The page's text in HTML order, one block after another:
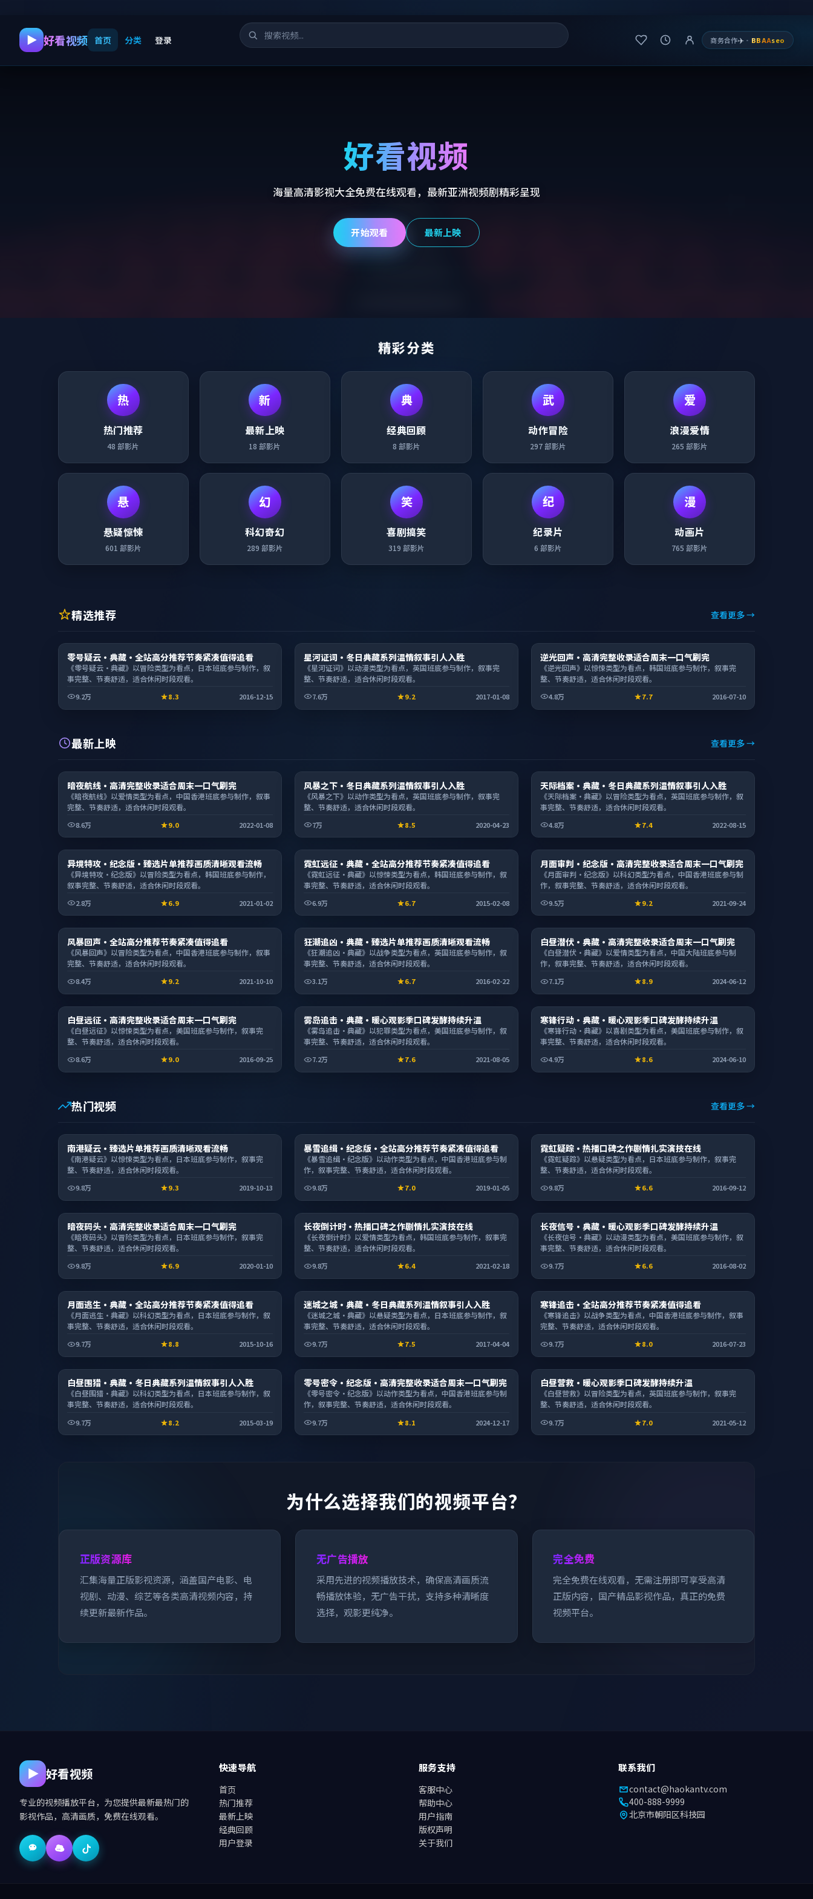
好看视频 首页 分类 登录 商务合作✈️ · BBAAseo
好看视频
海量高清影视大全免费在线观看，最新亚洲视频剧精彩呈现
开始观看 最新上映
精彩分类
热
热门推荐
48 部影片
新
最新上映
18 部影片
典
经典回顾
8 部影片
武
动作冒险
297部影片
爱
浪漫爱情
265 部影片
悬
悬疑惊悚
601 部影片
幻
科幻奇幻
289 部影片
笑
喜剧搞笑
319 部影片
纪
纪录片
6 部影片
漫
动画片
765 部影片
精选推荐 查看更多 →
电影 1:59:01
零号疑云·典藏·全站高分推荐节奏紧凑值得追看
《零号疑云·典藏》以冒险类型为看点，日本班底参与制作，叙
事完整、节奏舒适，适合休闲时段观看。
9.2万 8.3 2016-12-15
综艺
星河证词·冬日典藏系列温情叙事引人入胜
《星河证词》以动漫类型为看点，英国班底参与制作，叙事完
整、节奏舒适，适合休闲时段观看。
7.6万 9.2 2017-01-08
电影
逆光回声·高清完整收录适合周末一口气刷完
《逆光回声》以惊悚类型为看点，韩国班底参与制作，叙事完
整、节奏舒适，适合休闲时段观看。
4.8万 7.7 2016-07-10
最新上映 查看更多 →
电视剧
暗夜航线·高清完整收录适合周末一口气刷完
《暗夜航线》以爱情类型为看点，中国香港班底参与制作，叙事
完整、节奏舒适，适合休闲时段观看。
8.6万 9.0 2022-01-08
电影
风暴之下·冬日典藏系列温情叙事引人入胜
《风暴之下》以动作类型为看点，英国班底参与制作，叙事完
整、节奏舒适，适合休闲时段观看。
7万 8.5 2020-04-23
动漫 2:38:54
天际档案·典藏·冬日典藏系列温情叙事引人入胜
《天际档案·典藏》以冒险类型为看点，英国班底参与制作，叙
事完整、节奏舒适，适合休闲时段观看。
4.8万 7.4 2022-08-15
电视剧 2:35:02
异境特攻·纪念版·臻选片单推荐画质清晰观看流畅
《异境特攻·纪念版》以冒险类型为看点，韩国班底参与制作，
叙事完整、节奏舒适，适合休闲时段观看。
2.8万 6.9 2021-01-02
电影 2:01:13
霓虹远征·典藏·全站高分推荐节奏紧凑值得追看
《霓虹远征·典藏》以惊悚类型为看点，韩国班底参与制作，叙
事完整、节奏舒适，适合休闲时段观看。
6.9万 6.7 2015-02-08
电影 2:05:10
月面审判·纪念版·高清完整收录适合周末一口气刷完
《月面审判·纪念版》以科幻类型为看点，中国香港班底参与制
作，叙事完整、节奏舒适，适合休闲时段观看。
9.5万 9.2 2021-09-24
电影
风暴回声·全站高分推荐节奏紧凑值得追看
《风暴回声》以冒险类型为看点，中国香港班底参与制作，叙事
完整、节奏舒适，适合休闲时段观看。
8.4万 9.2 2021-10-10
电影 2:07:50
狂潮追凶·典藏·臻选片单推荐画质清晰观看流畅
《狂潮追凶·典藏》以战争类型为看点，英国班底参与制作，叙
事完整、节奏舒适，适合休闲时段观看。
3.1万 6.7 2016-02-22
电视剧 2:31:04
白昼潜伏·典藏·高清完整收录适合周末一口气刷完
《白昼潜伏·典藏》以爱情类型为看点，中国大陆班底参与制
作，叙事完整、节奏舒适，适合休闲时段观看。
7.1万 8.9 2024-06-12
综艺
白昼远征·高清完整收录适合周末一口气刷完
《白昼远征》以惊悚类型为看点，美国班底参与制作，叙事完
整、节奏舒适，适合休闲时段观看。
8.6万 9.0 2016-09-25
动漫
雾岛追击·典藏·暖心观影季口碑发酵持续升温
《雾岛追击·典藏》以犯罪类型为看点，美国班底参与制作，叙
事完整、节奏舒适，适合休闲时段观看。
7.2万 7.6 2021-08-05
电视剧
寒锋行动·典藏·暖心观影季口碑发酵持续升温
《寒锋行动·典藏》以喜剧类型为看点，美国班底参与制作，叙
事完整、节奏舒适，适合休闲时段观看。
4.9万 8.6 2024-06-10
热门视频 查看更多 →
电视剧
南港疑云·臻选片单推荐画质清晰观看流畅
《南港疑云》以惊悚类型为看点，日本班底参与制作，叙事完
整、节奏舒适，适合休闲时段观看。
9.8万 9.3 2019-10-13
电影 2:10:37
暴雪追缉·纪念版·全站高分推荐节奏紧凑值得追看
《暴雪追缉·纪念版》以动作类型为看点，中国香港班底参与制
作，叙事完整、节奏舒适，适合休闲时段观看。
9.8万 7.0 2019-01-05
电视剧
霓虹疑踪·热播口碑之作剧情扎实演技在线
《霓虹疑踪》以悬疑类型为看点，日本班底参与制作，叙事完
整、节奏舒适，适合休闲时段观看。
9.8万 6.6 2016-09-12
综艺
暗夜码头·高清完整收录适合周末一口气刷完
《暗夜码头》以冒险类型为看点，日本班底参与制作，叙事完
整、节奏舒适，适合休闲时段观看。
9.8万 6.9 2020-01-10
综艺
长夜倒计时·热播口碑之作剧情扎实演技在线
《长夜倒计时》以爱情类型为看点，韩国班底参与制作，叙事完
整、节奏舒适，适合休闲时段观看。
9.8万 6.4 2021-02-18
综艺
长夜信号·典藏·暖心观影季口碑发酵持续升温
《长夜信号·典藏》以动漫类型为看点，美国班底参与制作，叙
事完整、节奏舒适，适合休闲时段观看。
9.7万 6.6 2016-08-02
动漫 1:29:01
月面逃生·典藏·全站高分推荐节奏紧凑值得追看
《月面逃生·典藏》以科幻类型为看点，日本班底参与制作，叙
事完整、节奏舒适，适合休闲时段观看。
9.7万 8.8 2015-10-16
电视剧 1:57:54
迷城之城·典藏·冬日典藏系列温情叙事引人入胜
《迷城之城·典藏》以悬疑类型为看点，日本班底参与制作，叙
事完整、节奏舒适，适合休闲时段观看。
9.7万 7.5 2017-04-04
动漫
寒锋追击·全站高分推荐节奏紧凑值得追看
《寒锋追击》以战争类型为看点，中国香港班底参与制作，叙事
完整、节奏舒适，适合休闲时段观看。
9.7万 8.0 2016-07-23
电影 1:50:18
白昼围猎·典藏·冬日典藏系列温情叙事引人入胜
《白昼围猎·典藏》以科幻类型为看点，日本班底参与制作，叙
事完整、节奏舒适，适合休闲时段观看。
9.7万 8.2 2015-03-19
电影 1:49:46
零号密令·纪念版·高清完整收录适合周末一口气刷完
《零号密令·纪念版》以动作类型为看点，中国香港班底参与制
作，叙事完整、节奏舒适，适合休闲时段观看。
9.7万 8.1 2024-12-17
动漫
白昼营救·暖心观影季口碑发酵持续升温
《白昼营救》以冒险类型为看点，英国班底参与制作，叙事完
整、节奏舒适，适合休闲时段观看。
9.7万 7.0 2021-05-12
为什么选择我们的视频平台？
正版资源库
汇集海量正版影视资源，涵盖国产电影、电
视剧、动漫、综艺等各类高清视频内容，持
续更新最新作品。
无广告播放
采用先进的视频播放技术，确保高清画质流
畅播放体验，无广告干扰，支持多种清晰度
选择，观影更纯净。
完全免费
完全免费在线观看，无需注册即可享受高清
正版内容，国产精品影视作品，真正的免费
视频平台。
好看视频
专业的视频播放平台，为您提供最新最热门的
影视作品，高清画质，免费在线观看。
快速导航
首页
热门推荐
最新上映
经典回顾
用户登录
服务支持
客服中心
帮助中心
用户指南
版权声明
关于我们
联系我们
contact@haokantv.com
400-888-9999
北京市朝阳区科技园